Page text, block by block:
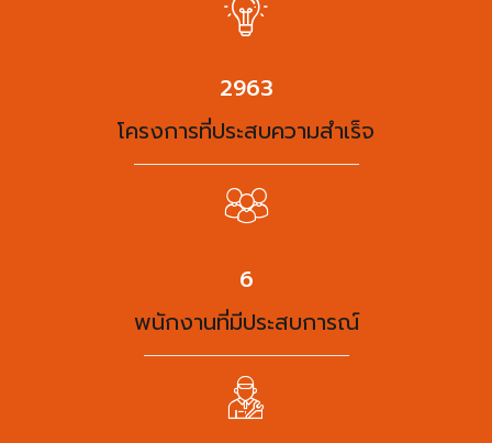
3863
โครงการที่ประสบความสำเร็จ
8
พนักงานที่มีประสบการณ์